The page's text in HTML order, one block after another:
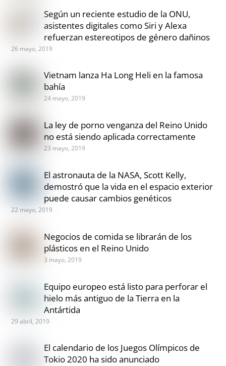
Según un reciente estudio de la ONU,
asistentes digitales como Siri y Alexa
refuerzan estereotipos de género dañinos
26 mayo, 2019
Vietnam lanza Ha Long Heli en la famosa
bahía
24 mayo, 2019
La ley de porno venganza del Reino Unido
no está siendo aplicada correctamente
23 mayo, 2019
El astronauta de la NASA, Scott Kelly,
demostró que la vida en el espacio exterior
puede causar cambios genéticos
22 mayo, 2019
Negocios de comida se librarán de los
plásticos en el Reino Unido
3 mayo, 2019
Equipo europeo está listo para perforar el
hielo más antiguo de la Tierra en la
Antártida
29 abril, 2019
El calendario de los Juegos Olímpicos de
Tokio 2020 ha sido anunciado